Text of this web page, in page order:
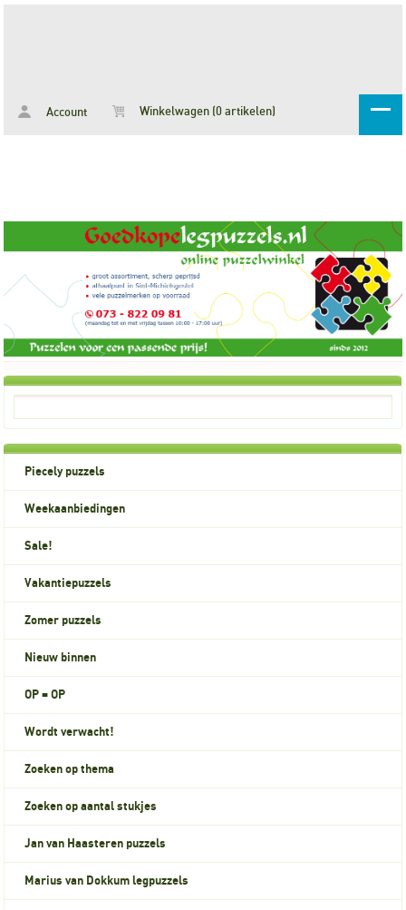
Account Winkelwagen (0 artikelen)
Piecely puzzels
Weekaanbiedingen
Sale!
Vakantiepuzzels
Zomer puzzels
Nieuw binnen
OP = OP
Wordt verwacht!
Zoeken op thema
Zoeken op aantal stukjes
Jan van Haasteren puzzels
Marius van Dokkum legpuzzels